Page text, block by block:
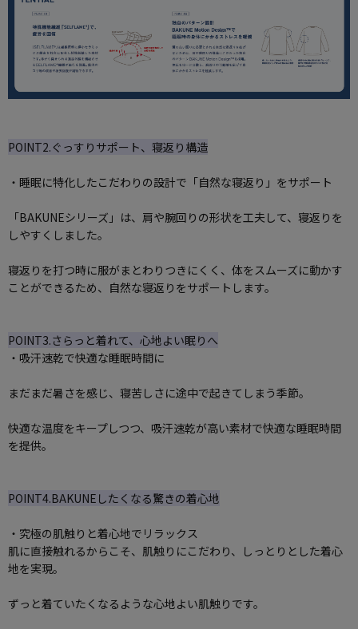
POINT2.ぐっすりサポート、寝返り構造
・睡眠に特化したこだわりの設計で「自然な寝返り」をサポート
「BAKUNEシリーズ」は、肩や腕回りの形状を工夫して、寝返りを
しやすくしました。
寝返りを打つ時に服がまとわりつきにくく、体をスムーズに動かす
ことができるため、自然な寝返りをサポートします。
POINT3.さらっと着れて、心地よい眠りへ
・吸汗速乾で快適な睡眠時間に
まだまだ暑さを感じ、寝苦しさに途中で起きてしまう季節。
快適な温度をキープしつつ、吸汗速乾が高い素材で快適な睡眠時間
を提供。
POINT4.BAKUNEしたくなる驚きの着心地
・究極の肌触りと着心地でリラックス
肌に直接触れるからこそ、肌触りにこだわり、しっとりとした着心
地を実現。
ずっと着ていたくなるような心地よい肌触りです。